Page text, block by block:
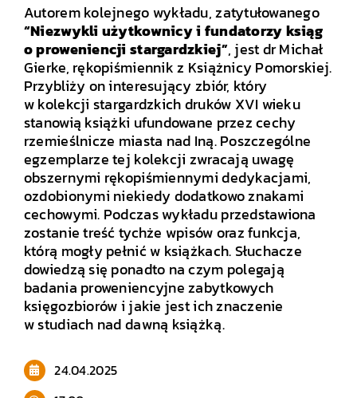
Autorem kolejnego wykładu, zatytułowanego
“Niezwykli użytkownicy i fundatorzy ksiąg
o proweniencji stargardzkiej”, jest dr Michał
Gierke, rękopiśmiennik z Książnicy Pomorskiej.
Przybliży on interesujący zbiór, który
w kolekcji stargardzkich druków XVI wieku
stanowią książki ufundowane przez cechy
rzemieślnicze miasta nad Iną. Poszczególne
egzemplarze tej kolekcji zwracają uwagę
obszernymi rękopiśmiennymi dedykacjami,
ozdobionymi niekiedy dodatkowo znakami
cechowymi. Podczas wykładu przedstawiona
zostanie treść tychże wpisów oraz funkcja,
którą mogły pełnić w książkach. Słuchacze
dowiedzą się ponadto na czym polegają
badania proweniencyjne zabytkowych
księgozbiorów i jakie jest ich znaczenie
w studiach nad dawną książką.
24.04.2025